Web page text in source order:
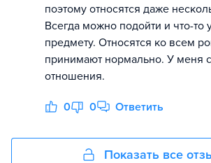
поэтому относятся даже
Всегда можно подойти и что-то
предмету. Относятся ко всем
принимают нормально. У меня
отношения.
0 0 Ответить
Показать все